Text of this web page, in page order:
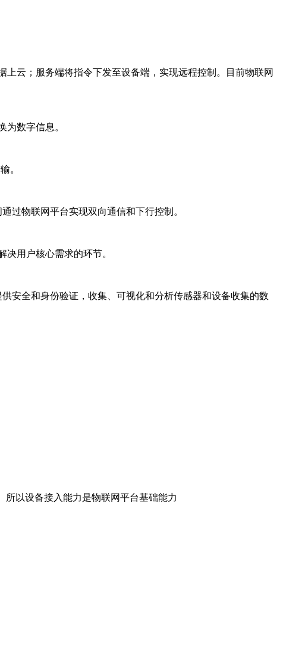
云；服务端将指令下发至设备端，实现远程控制。目前物联网
为数字信息。
。
过物联网平台实现双向通信和下行控制。
用户核心需求的环节。
安全和身份验证，收集、可视化和分析传感器和设备收集的数
以设备接入能力是物联网平台基础能力